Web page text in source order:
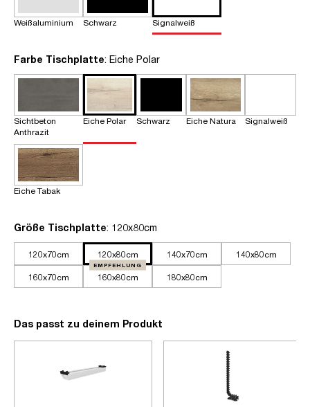
Weißaluminium Schwarz Signalweiß
Farbe Tischplatteauswählen
: Eiche Polar
Sichtbeton
Anthrazit
Eiche Polar Schwarz Eiche Natura Signalweiß
Eiche Tabak
Größe Tischplatteauswählen
: 120x80cm
120x70cm 120x80cm 140x70cm 140x80cm
160x70cm 160x80cm
EMPFEHLUNG
180x80cm
Das passt zu deinem Produkt